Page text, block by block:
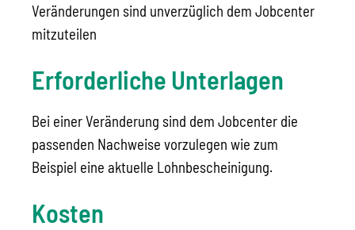
Veränderungen sind unverzüglich dem Jobcenter
mitzuteilen
Erforderliche Unterlagen
Bei einer Veränderung sind dem Jobcenter die
passenden Nachweise vorzulegen wie zum
Beispiel eine aktuelle Lohnbescheinigung.
Kosten